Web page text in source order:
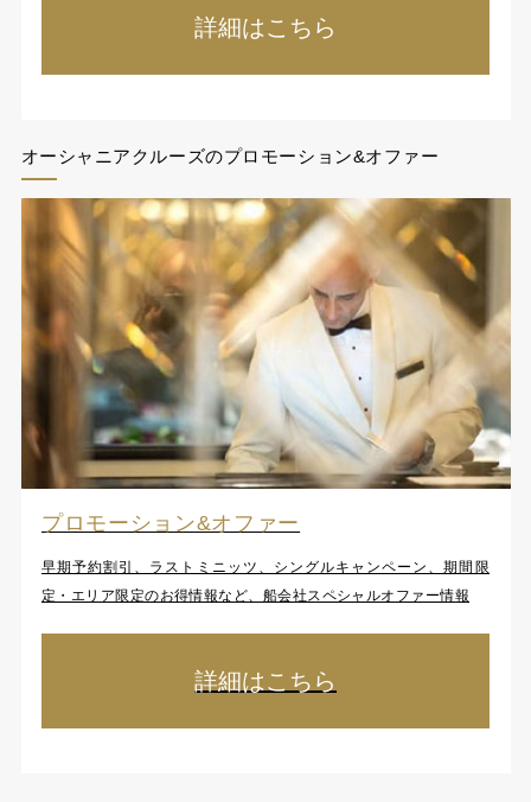
詳細はこちら
オーシャニアクルーズのプロモーション&オファー
プロモーション&オファー
早期予約割引、ラストミニッツ、シングルキャンペーン、期間限
定・エリア限定のお得情報など、船会社スペシャルオファー情報
詳細はこちら